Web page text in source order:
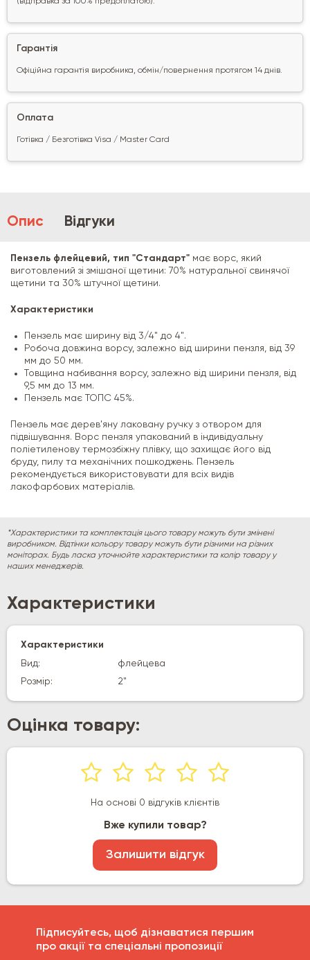
Гарантія
Офіційна гарантія виробника, обмін/повернення протягом 14 днів.
Оплата
Готівка / Безготівка Visa / Master Card
Опис Відгуки
Пензель флейцевий, тип "Стандарт" має ворс, який
виготовлений зі змішаної щетини: 70% натуральної свинячої
щетини та 30% штучної щетини.
Характеристики
Пензель має ширину від 3/4" до 4".
Робоча довжина ворсу, залежно від ширини пензля, від 39
мм до 50 мм.
Товщина набивання ворсу, залежно від ширини пензля, від
9,5 мм до 13 мм.
Пензель має ТОПС 45%.
Пензель має дерев'яну лаковану ручку з отвором для
підвішування. Ворс пензля упакований в індивідуальну
поліетиленову термозбіжну плівку, що захищає його від
бруду, пилу та механічних пошкоджень. Пензель
рекомендується використовувати для всіх видів
лакофарбових матеріалів.
*Характеристики та комплектація цього товару можуть бути змінені
виробником. Відтінки кольору товару можуть бути різними на різних
моніторах. Будь ласка уточнюйте характеристики та колір товару у
наших менеджерів.
Характеристики
Характеристики
Вид:
флейцева
Розмір:
2"
Оцінка товару:
На основі 0 відгуків клієнтів
Вже купили товар?
Залишити відгук
Підписуйтесь, щоб дізнаватися першим
про акції та спеціальні пропозиції